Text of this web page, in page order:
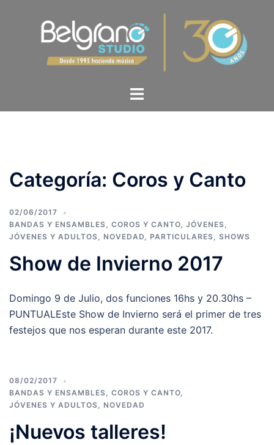
Categoría: Coros y Canto
02/06/2017
BANDAS Y ENSAMBLES, COROS Y CANTO, JÓVENES,
JÓVENES Y ADULTOS, NOVEDAD, PARTICULARES, SHOWS
Show de Invierno 2017
Domingo 9 de Julio, dos funciones 16hs y 20.30hs –
PUNTUALEste Show de Invierno será el primer de tres
festejos que nos esperan durante este 2017.
08/02/2017
BANDAS Y ENSAMBLES, COROS Y CANTO,
JÓVENES Y ADULTOS, NOVEDAD
¡Nuevos talleres!